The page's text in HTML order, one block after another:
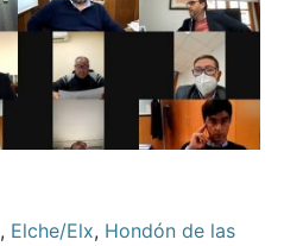
, Elche/Elx, Hondón de las